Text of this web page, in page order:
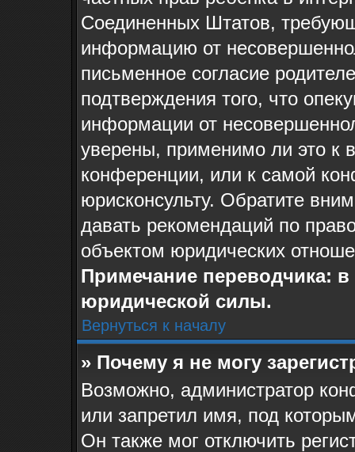
Соединенных Штатов,
информацию от
письменное согласие
подтверждения того, что
информации от
уверены, применимо ли это к
конференции, или к самой
юрисконсульту. Обратите
давать рекомендаций по
объектом юридических
Примечание переводчика:
юридической силы.
Вернуться к началу
» Почему я не могу
Возможно, администратор
или запретил имя, под
Он также мог отключить